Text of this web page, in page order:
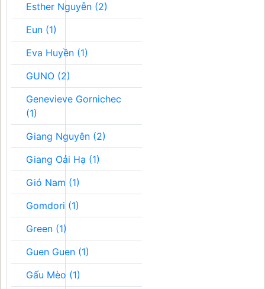
Esther Nguyễn (2)
Eun (1)
Eva Huyền (1)
GUNO (2)
Genevieve Gornichec
(1)
Giang Nguyên (2)
Giang Oải Hạ (1)
Gió Nam (1)
Gomdori (1)
Green (1)
Guen Guen (1)
Gấu Mèo (1)